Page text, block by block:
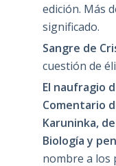
edición. Más
significado.
Sangre de
cuestión de
El naufragio
Comentario
Karuninka,
Biología y
nombre a los